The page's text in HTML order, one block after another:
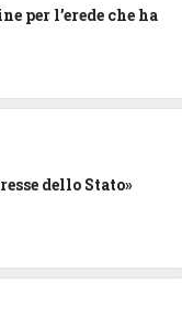
per l’erede che ha
dello Stato»